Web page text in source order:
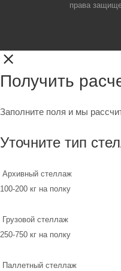
права
Получить
Заполните поля и мы
Уточните тип
Архивный стеллаж
100-200 кг на полку
Грузовой стеллаж
250-750 кг на полку
Паллетный стеллаж